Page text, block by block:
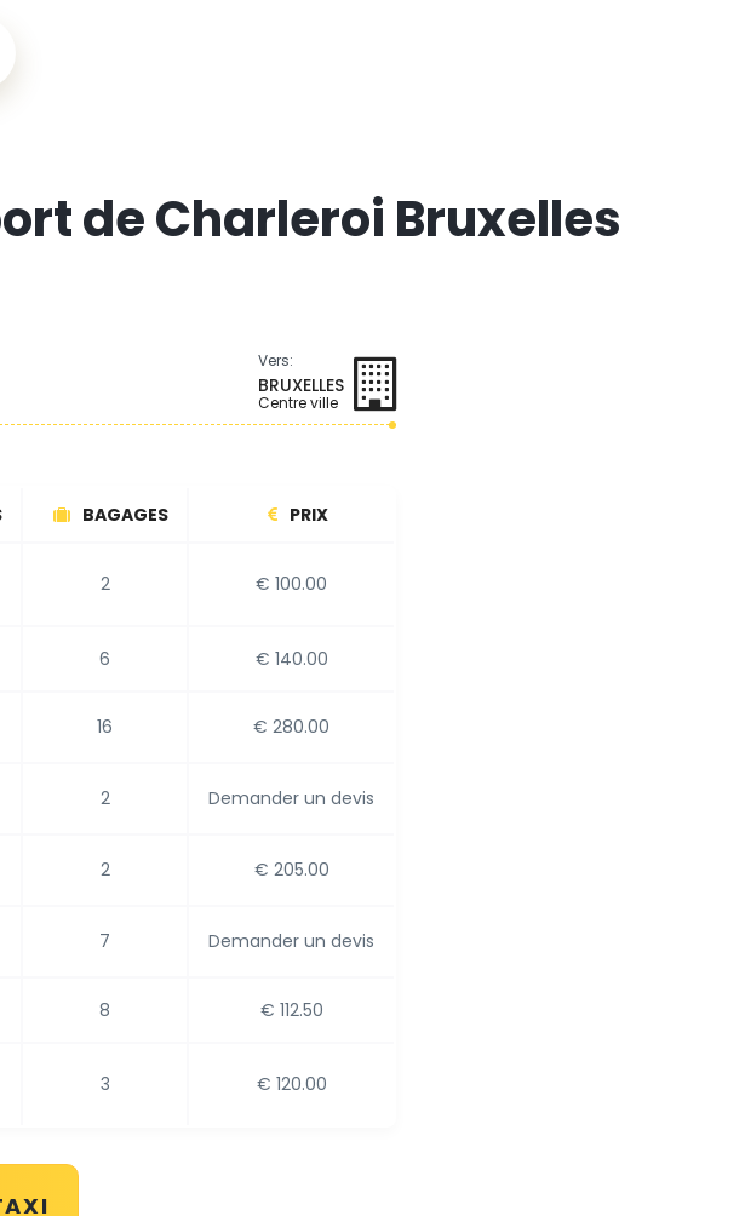
de Charleroi Bruxelles
Vers:
BRUXELLES
Centre ville
BAGAGES PRIX
2 € 100.00
6 € 140.00
16 € 280.00
2 Demander un devis
2 € 205.00
7 Demander un devis
8 € 112.50
3 € 120.00